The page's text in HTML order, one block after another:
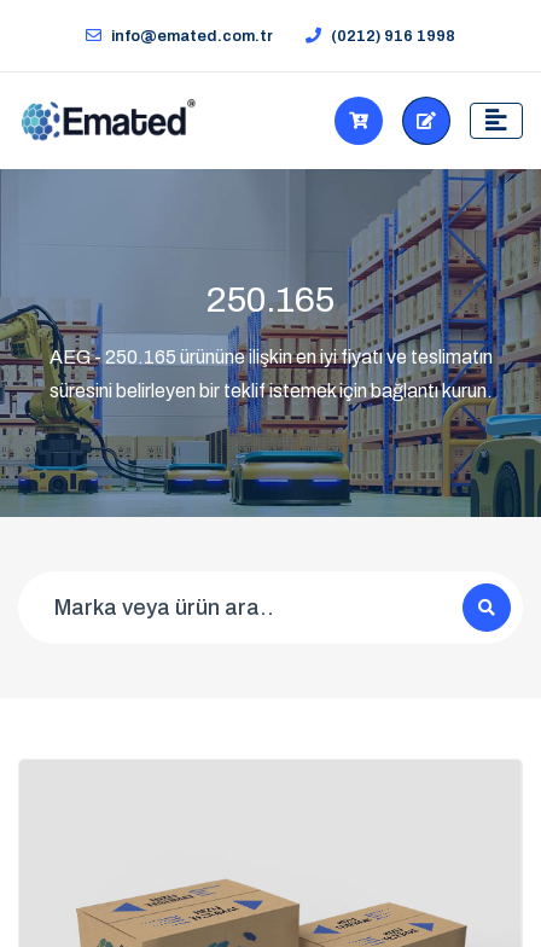
info@emated.com.tr (0212) 916 1998
250.165
AEG - 250.165 ürününe ilişkin en iyi fiyatı ve teslimatın
süresini belirleyen bir teklif istemek için bağlantı kurun.